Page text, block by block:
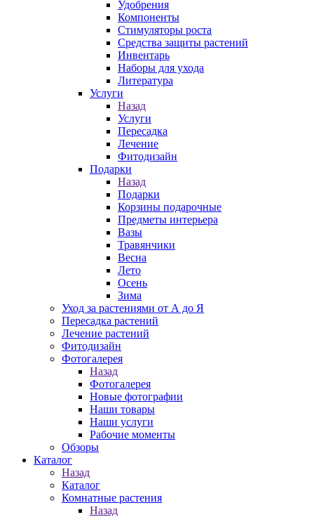
Удобрения
Компоненты
Стимуляторы роста
Средства защиты растений
Инвентарь
Наборы для ухода
Литература
Услуги
Назад
Услуги
Пересадка
Лечение
Фитодизайн
Подарки
Назад
Подарки
Корзины подарочные
Предметы интерьера
Вазы
Травянчики
Весна
Лето
Осень
Зима
Уход за растениями от А до Я
Пересадка растений
Лечение растений
Фитодизайн
Фотогалерея
Назад
Фотогалерея
Новые фотографии
Наши товары
Наши услуги
Рабочие моменты
Обзоры
Каталог
Назад
Каталог
Комнатные растения
Назад